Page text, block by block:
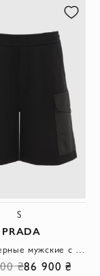
S
PRADA
Шорты черные мужские с большими накладными карманами
₴86 900 ₴